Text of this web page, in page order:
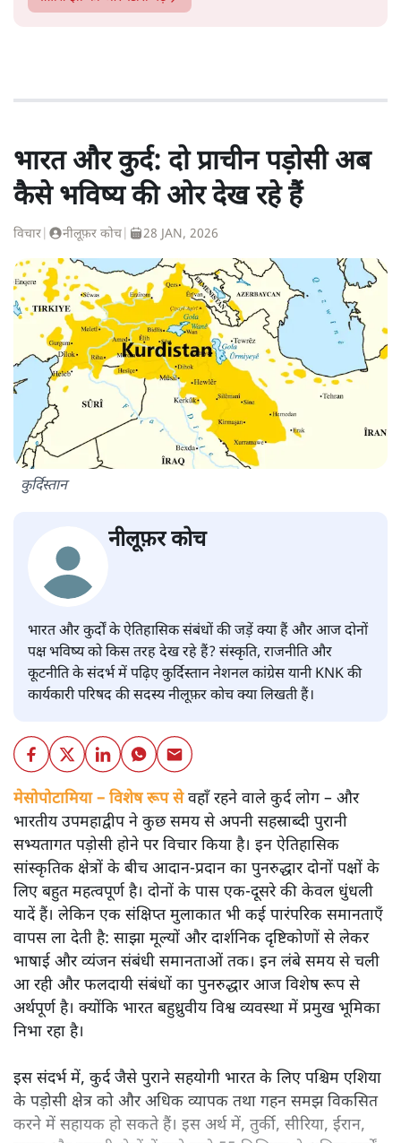
भारत और कुर्द: दो प्राचीन पड़ोसी अब
कैसे भविष्य की ओर देख रहे हैं
विचार नीलूफ़र कोच 28 JAN, 2026
कुर्दिस्तान
नीलूफ़र कोच
भारत और कुर्दों के ऐतिहासिक संबंधों की जड़ें क्या हैं और आज दोनों
पक्ष भविष्य को किस तरह देख रहे हैं? संस्कृति, राजनीति और
कूटनीति के संदर्भ में पढ़िए कुर्दिस्तान नेशनल कांग्रेस यानी KNK की
कार्यकारी परिषद की सदस्य नीलूफ़र कोच क्या लिखती हैं।
मेसोपोटामिया – विशेष रूप सेवहाँ रहने वाले कुर्द लोग – और
भारतीय उपमहाद्वीप ने कुछ समय से अपनी सहस्राब्दी पुरानी
सभ्यतागत पड़ोसी होने पर विचार किया है। इन ऐतिहासिक
सांस्कृतिक क्षेत्रों के बीच आदान-प्रदान का पुनरुद्धार दोनों पक्षों के
लिए बहुत महत्वपूर्ण है। दोनों के पास एक-दूसरे की केवल धुंधली
यादें हैं। लेकिन एक संक्षिप्त मुलाकात भी कई पारंपरिक समानताएँ
वापस ला देती है: साझा मूल्यों और दार्शनिक दृष्टिकोणों से लेकर
भाषाई और व्यंजन संबंधी समानताओं तक। इन लंबे समय से चली
आ रही और फलदायी संबंधों का पुनरुद्धार आज विशेष रूप से
अर्थपूर्ण है। क्योंकि भारत बहुध्रुवीय विश्व व्यवस्था में प्रमुख भूमिका
निभा रहा है।
इस संदर्भ में, कुर्द जैसे पुराने सहयोगी भारत के लिए पश्चिम एशिया
के पड़ोसी क्षेत्र को और अधिक व्यापक तथा गहन समझ विकसित
करने में सहायक हो सकते हैं। इस अर्थ में, तुर्की, सीरिया, ईरान,